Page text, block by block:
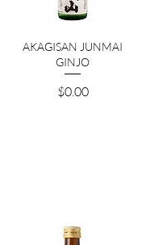
クイックビュー
AKAGISAN JUNMAI
GINJO
価格
$0.00